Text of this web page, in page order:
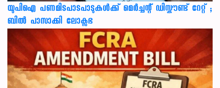
യുപിഐ പണമിടപാടപാടുകൾക്ക് മെർച്ചന്റ് ഡിസ്കൗണ്ട് റേറ്റ് ;
ബിൽ പാസാക്കി ലോക്സഭ